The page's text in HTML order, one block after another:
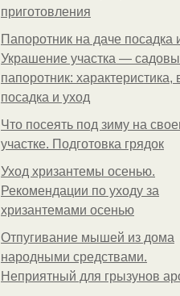
приготовления
Папоротник на даче посадка
Украшение участка —
папоротник: характеристика,
посадка и уход
Что посеять под зиму на
участке. Подготовка грядок
Уход хризантемы осенью.
Рекомендации по уходу за
хризантемами осенью
Отпугивание мышей из дома
народными средствами.
Неприятный для грызунов